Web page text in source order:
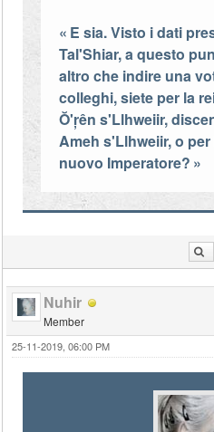
E sia. Visto i dati
Tal'Shiar, a questo
altro che indire una
colleghi, siete per la
Ŏ'ŗên s'Llhweiir,
Ameh s'Llhweiir, o
nuovo Imperatore?
Nuhir
Member
25-11-2019, 06:00 PM